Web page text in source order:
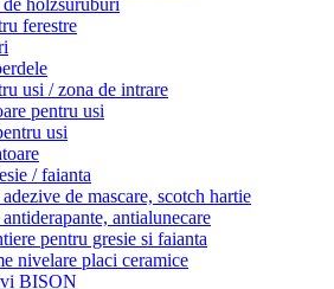
de holzsuruburi
ferestre
usi / zona de intrare
pentru usi
usi
/ faianta
de mascare, scotch hartie
antialunecare
pentru gresie si faianta
nivelare placi ceramice
BISON